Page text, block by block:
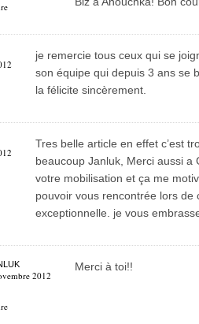
je remercie tous ceux qui se
son équipe qui depuis 3 ans se
la félicite sincèrement.
Tres belle article en effet c’est
beaucoup Janluk, Merci aussi a
votre mobilisation et ça me
pouvoir vous rencontrée lors de
exceptionnelle. je vous
2012
Merci à toi!!